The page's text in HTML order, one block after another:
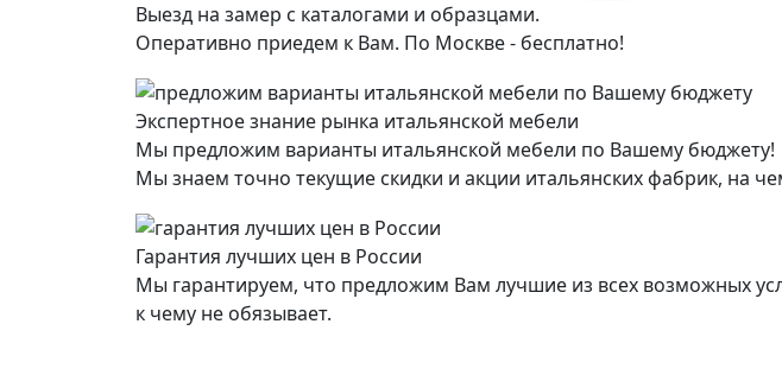
Выезд на замер с каталогами и образцами.
Оперативно приедем к Вам. По Москве - бесплатно!
Экспертное знание рынка итальянской мебели
Мы предложим варианты итальянской мебели по Вашему бюджету!
Мы знаем точно текущие скидки и акции итальянских фабрик, на
Гарантия лучших цен в России
Мы гарантируем, что предложим Вам лучшие из всех возможных
к чему не обязывает.